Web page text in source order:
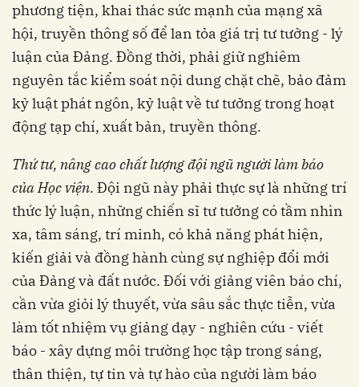
phương tiện, khai thác sức mạnh của mạng xã
hội, truyền thông số để lan tỏa giá trị tư tưởng - lý
luận của Đảng. Đồng thời, phải giữ nghiêm
nguyên tắc kiểm soát nội dung chặt chẽ, bảo đảm
kỷ luật phát ngôn, kỷ luật về tư tưởng trong hoạt
động tạp chí, xuất bản, truyền thông.
Thứ tư, nâng cao chất lượng đội ngũ người làm báo
của Học viện. Đội ngũ này phải thực sự là những trí
thức lý luận, những chiến sĩ tư tưởng có tầm nhìn
xa, tâm sáng, trí minh, có khả năng phát hiện,
kiến giải và đồng hành cùng sự nghiệp đổi mới
của Đảng và đất nước. Đối với giảng viên báo chí,
cần vừa giỏi lý thuyết, vừa sâu sắc thực tiễn, vừa
làm tốt nhiệm vụ giảng dạy - nghiên cứu - viết
báo - xây dựng môi trường học tập trong sáng,
thân thiện, tự tin và tự hào của người làm báo